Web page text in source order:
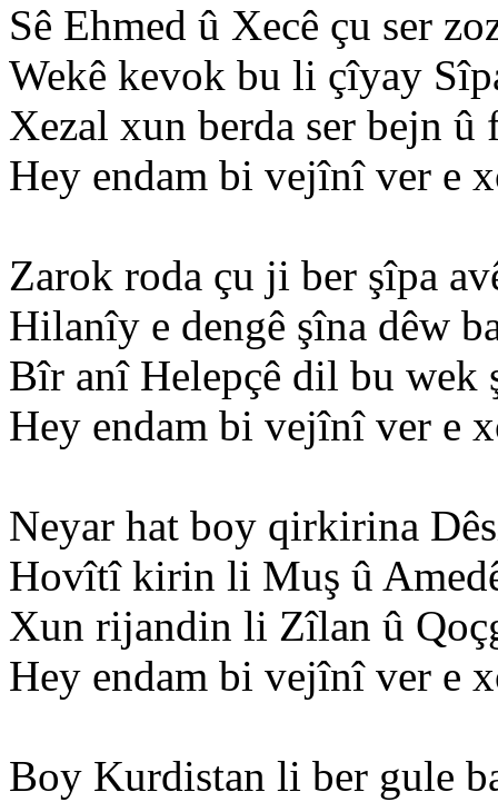
Sê Ehmed û Xecê çu ser
Wekê kevok bu li çîyay
Xezal xun berda ser bejn û
Hey endam bi vejînî ver e
Zarok roda çu ji ber şîpa
Hilanîy e dengê şîna dêw
Bîr anî Helepçê dil bu wek
Hey endam bi vejînî ver e
Neyar hat boy qirkirina
Hovîtî kirin li Muş û
Xun rijandin li Zîlan û
Hey endam bi vejînî ver e
Boy Kurdistan li ber gule